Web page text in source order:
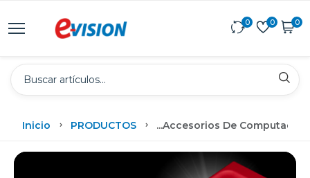
0 0 0
Inicio PRODUCTOS ...Accesorios De